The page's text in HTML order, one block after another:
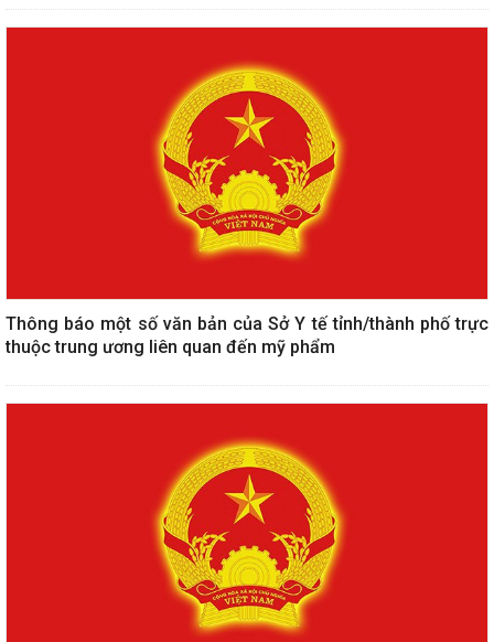
Thông báo một số văn bản của Sở Y tế tỉnh/thành phố trực
thuộc trung ương liên quan đến mỹ phẩm